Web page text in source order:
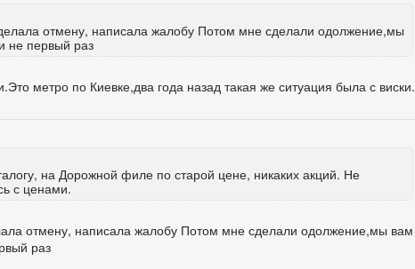
отмену, написала жалобу Потом мне сделали одолжение,мы
не первый раз
метро по Киевке,два года назад такая же ситуация была с виски.
на Дорожной филе по старой цене, никаких акций. Не
с ценами.
отмену, написала жалобу Потом мне сделали одолжение,мы вам
раз